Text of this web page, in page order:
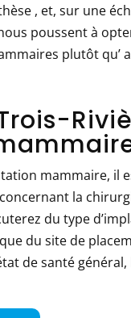
, et, sur une
poussent à
plutôt qu’
mammaire, il
la
du type
du site de
de santé